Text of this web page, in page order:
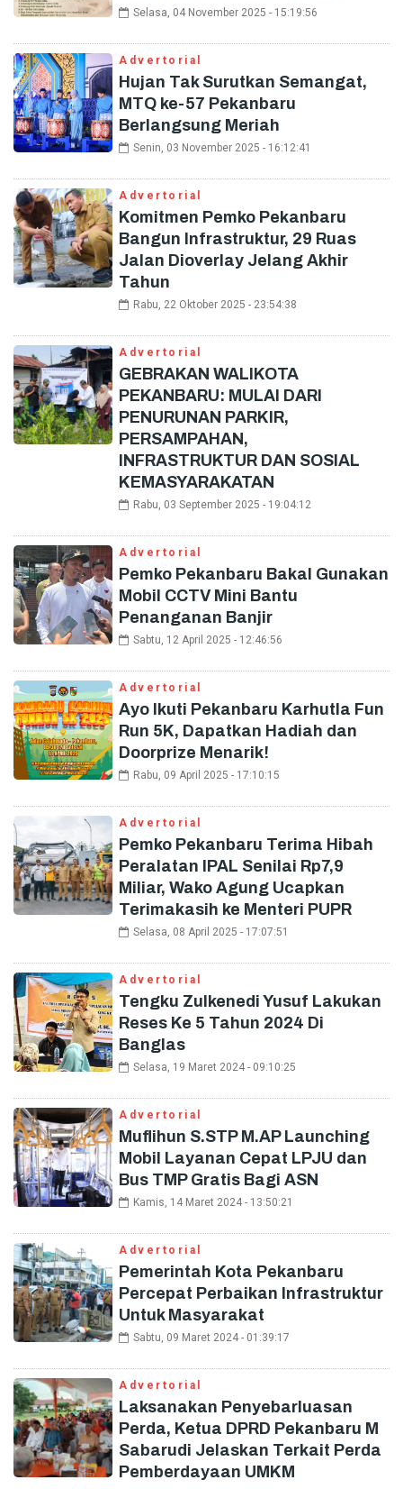
Selasa, 04 November 2025 - 15:19:56
Advertorial
Hujan Tak Surutkan Semangat,
MTQ ke-57 Pekanbaru
Berlangsung Meriah
Senin, 03 November 2025 - 16:12:41
Advertorial
Komitmen Pemko Pekanbaru
Bangun Infrastruktur, 29 Ruas
Jalan Dioverlay Jelang Akhir
Tahun
Rabu, 22 Oktober 2025 - 23:54:38
Advertorial
GEBRAKAN WALIKOTA
PEKANBARU: MULAI DARI
PENURUNAN PARKIR,
PERSAMPAHAN,
INFRASTRUKTUR DAN SOSIAL
KEMASYARAKATAN
Rabu, 03 September 2025 - 19:04:12
Advertorial
Pemko Pekanbaru Bakal Gunakan
Mobil CCTV Mini Bantu
Penanganan Banjir
Sabtu, 12 April 2025 - 12:46:56
Advertorial
Ayo Ikuti Pekanbaru Karhutla Fun
Run 5K, Dapatkan Hadiah dan
Doorprize Menarik!
Rabu, 09 April 2025 - 17:10:15
Advertorial
Pemko Pekanbaru Terima Hibah
Peralatan IPAL Senilai Rp7,9
Miliar, Wako Agung Ucapkan
Terimakasih ke Menteri PUPR
Selasa, 08 April 2025 - 17:07:51
Advertorial
Tengku Zulkenedi Yusuf Lakukan
Reses Ke 5 Tahun 2024 Di
Banglas
Selasa, 19 Maret 2024 - 09:10:25
Advertorial
Muflihun S.STP M.AP Launching
Mobil Layanan Cepat LPJU dan
Bus TMP Gratis Bagi ASN
Kamis, 14 Maret 2024 - 13:50:21
Advertorial
Pemerintah Kota Pekanbaru
Percepat Perbaikan Infrastruktur
Untuk Masyarakat
Sabtu, 09 Maret 2024 - 01:39:17
Advertorial
Laksanakan Penyebarluasan
Perda, Ketua DPRD Pekanbaru M
Sabarudi Jelaskan Terkait Perda
Pemberdayaan UMKM